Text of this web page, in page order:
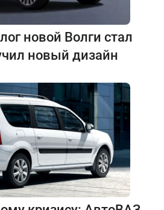
новой Волги стал
новый дизайн